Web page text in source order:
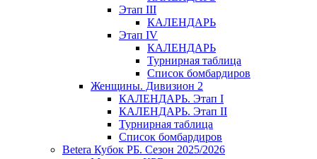
Этап III
КАЛЕНДАРЬ
Этап IV
КАЛЕНДАРЬ
Турнирная таблица
Список бомбардиров
Женщины. Дивизион 2
КАЛЕНДАРЬ. Этап I
КАЛЕНДАРЬ. Этап II
Турнирная таблица
Список бомбардиров
Betera Кубок РБ. Сезон 2025/2026